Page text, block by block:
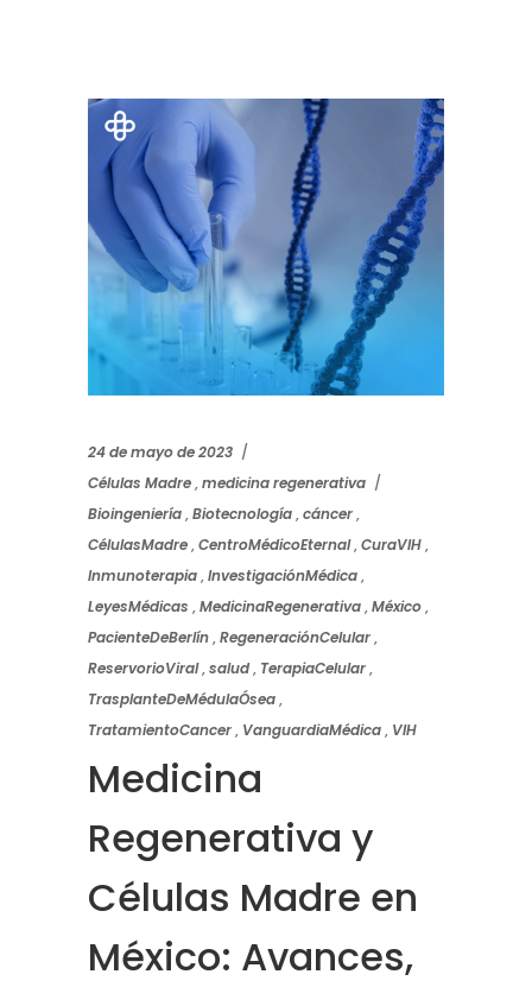
24 de mayo de 2023
Células Madre,medicina regenerativa
Bioingeniería,Biotecnología,cáncer,
CélulasMadre,CentroMédicoEternal,CuraVIH,
Inmunoterapia,InvestigaciónMédica,
LeyesMédicas ,MedicinaRegenerativa,México,
PacienteDeBerlín,RegeneraciónCelular,
ReservorioViral,salud, TerapiaCelular,
TrasplanteDeMédulaÓsea,
TratamientoCancer, VanguardiaMédica, VIH
Medicina
Regenerativa y
Células Madre en
México: Avances,